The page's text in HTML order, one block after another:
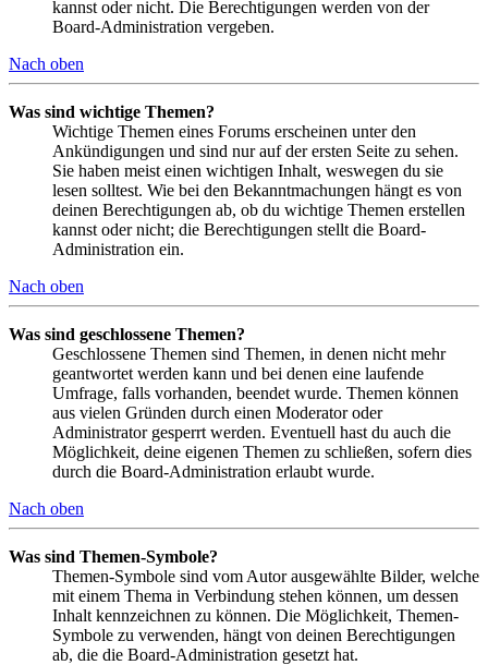
kannst oder nicht. Die Berechtigungen werden von der
Board-Administration vergeben.
Nach oben
Was sind wichtige Themen?
Wichtige Themen eines Forums erscheinen unter den
Ankündigungen und sind nur auf der ersten Seite zu sehen.
Sie haben meist einen wichtigen Inhalt, weswegen du sie
lesen solltest. Wie bei den Bekanntmachungen hängt es von
deinen Berechtigungen ab, ob du wichtige Themen erstellen
kannst oder nicht; die Berechtigungen stellt die Board-
Administration ein.
Nach oben
Was sind geschlossene Themen?
Geschlossene Themen sind Themen, in denen nicht mehr
geantwortet werden kann und bei denen eine laufende
Umfrage, falls vorhanden, beendet wurde. Themen können
aus vielen Gründen durch einen Moderator oder
Administrator gesperrt werden. Eventuell hast du auch die
Möglichkeit, deine eigenen Themen zu schließen, sofern dies
durch die Board-Administration erlaubt wurde.
Nach oben
Was sind Themen-Symbole?
Themen-Symbole sind vom Autor ausgewählte Bilder, welche
mit einem Thema in Verbindung stehen können, um dessen
Inhalt kennzeichnen zu können. Die Möglichkeit, Themen-
Symbole zu verwenden, hängt von deinen Berechtigungen
ab, die die Board-Administration gesetzt hat.